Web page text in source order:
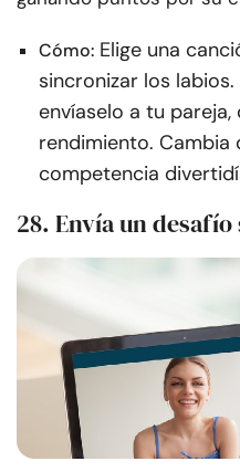
Cómo: Elige una
sincronizar los
envíaselo a tu
rendimiento. Cambia
competencia
28. Envía un